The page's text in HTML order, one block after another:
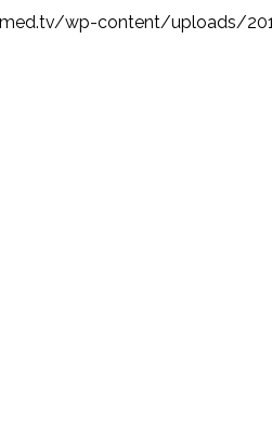
wp-content/uploads/